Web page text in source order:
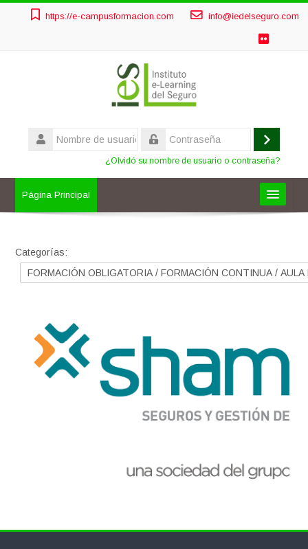
https://e-campusformacion.com info@iedelseguro.com
Nombre
de
Acceder
¿Olvidó su nombre de usuario o contraseña?
Página Principal
OTROS CURSOS
Tutorial de uso de la Plataforma
Español - Internacional ‎(es)‎
Buscar
cursos
Enviar
Categorías: